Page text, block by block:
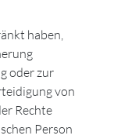
haben,
oder zur
von
Rechte
Person